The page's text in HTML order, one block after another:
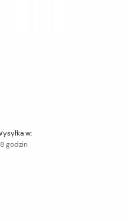
w:
godzin
kosztów płatności